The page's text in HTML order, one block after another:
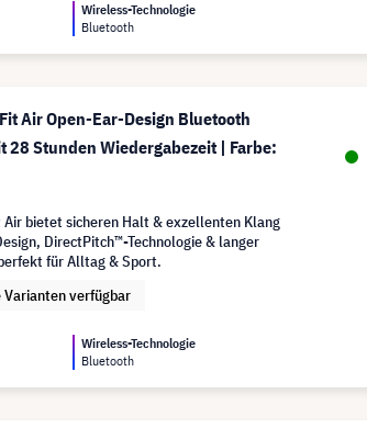
Wireless-Technologie
Bluetooth
Air Open-Ear-Design Bluetooth
28 Stunden Wiedergabezeit | Farbe:
Air bietet sicheren Halt & exzellenten Klang
DirectPitch™-Technologie & langer
für Alltag & Sport.
Varianten verfügbar
Wireless-Technologie
Bluetooth